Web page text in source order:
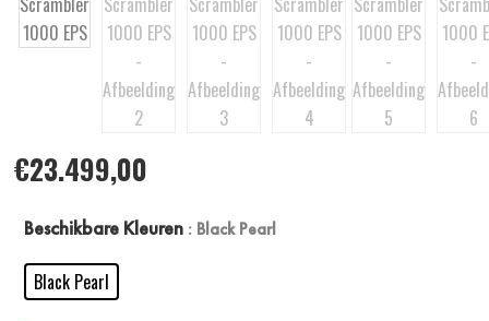
€23.499,00
Beschikbare Kleuren : Black Pearl
Black Pearl